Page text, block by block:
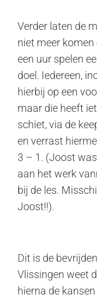
Verder laten de
niet meer
een uur spelen
doel. Iedereen,
hierbij op een
maar die heeft
schiet, via de
en verrast
3 – 1. (Joost
aan het werk
bij de les.
Joost!!).
Dit is de
Vlissingen weet
hierna de